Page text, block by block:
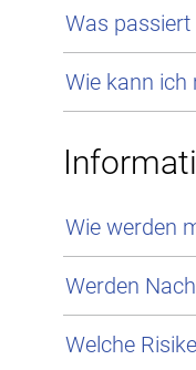
Was
Wie kann ich
Wie werden
Werden
Welche